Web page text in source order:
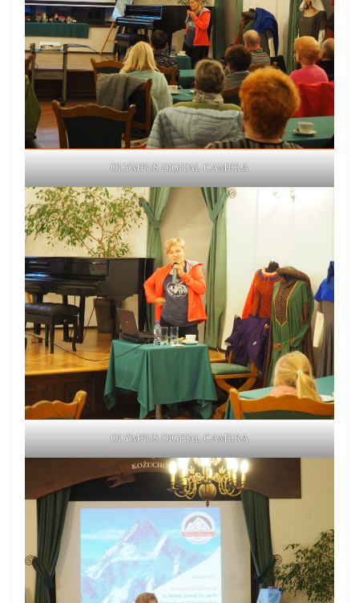
OLYMPUS DIGITAL CAMERA
OLYMPUS DIGITAL CAMERA